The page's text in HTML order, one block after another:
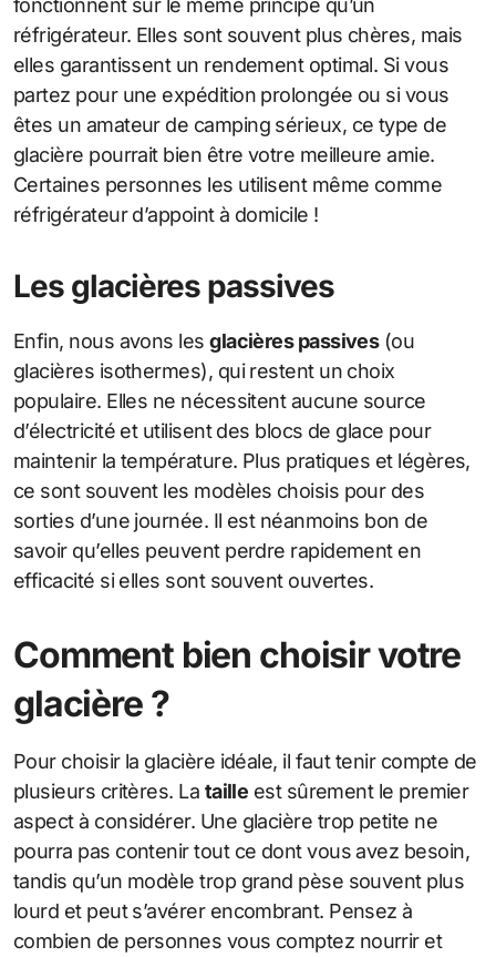
fonctionnent sur le même principe qu’un
réfrigérateur. Elles sont souvent plus chères, mais
elles garantissent un rendement optimal. Si vous
partez pour une expédition prolongée ou si vous
êtes un amateur de camping sérieux, ce type de
glacière pourrait bien être votre meilleure amie.
Certaines personnes les utilisent même comme
réfrigérateur d’appoint à domicile !
Les glacières passives
Enfin, nous avons lesglacières passives(ou
glacières isothermes), qui restent un choix
populaire. Elles ne nécessitent aucune source
d’électricité et utilisent des blocs de glace pour
maintenir la température. Plus pratiques et légères,
ce sont souvent les modèles choisis pour des
sorties d’une journée. Il est néanmoins bon de
savoir qu’elles peuvent perdre rapidement en
efficacité si elles sont souvent ouvertes.
Comment bien choisir votre
glacière ?
Pour choisir la glacière idéale, il faut tenir compte de
plusieurs critères. La taille est sûrement le premier
aspect à considérer. Une glacière trop petite ne
pourra pas contenir tout ce dont vous avez besoin,
tandis qu’un modèle trop grand pèse souvent plus
lourd et peut s’avérer encombrant. Pensez à
combien de personnes vous comptez nourrir et